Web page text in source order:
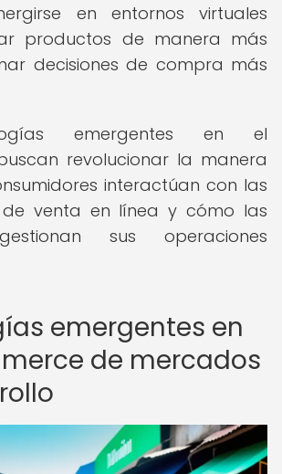
en entornos virtuales
productos de manera más
decisiones de compra más
emergentes en el
revolucionar la manera
interactúan con las
venta en línea y cómo las
sus operaciones
emergentes en
de mercados